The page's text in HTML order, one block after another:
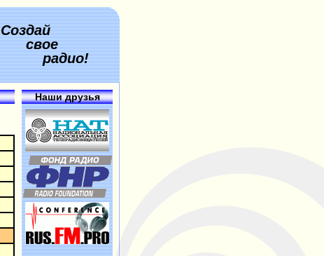
Создай
свое
радио!
Наши друзья